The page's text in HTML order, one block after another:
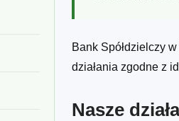
Bank Spółdzielczy
działania zgodne z
Nasze